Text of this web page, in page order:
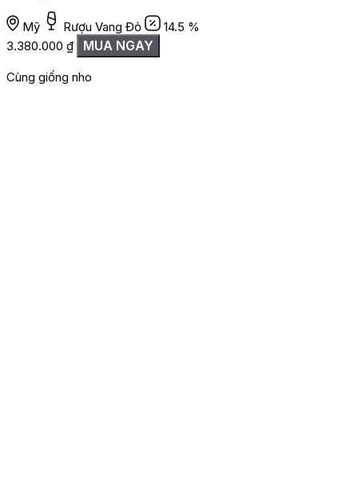
Mỹ Rượu Vang Đỏ
14.5 %
3.380.000 ₫ MUA NGAY
Cùng giống nho